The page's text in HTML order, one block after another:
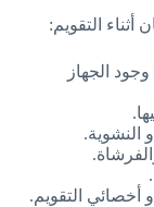
التقويم:
الجهاز
النشوية.
أو أخصائي التقويم.